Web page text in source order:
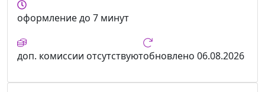
оформлениедо 7 минут
доп. комиссии отсутствуютобновлено 06.08.2026